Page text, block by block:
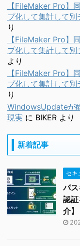
【FileMaker Pro】
プ化して集計して
り
【FileMaker Pro】
プ化して集計して
より
【FileMaker Pro】
プ化して集計して
り
WindowsUpdateが
現実 に BIKER より
新着記事
セキ
パ
認
介】